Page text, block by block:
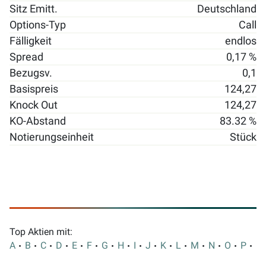
Sitz Emitt.
Deutschland
Options-Typ
Call
Fälligkeit
endlos
Spread
0,17 %
Bezugsv.
0,1
Basispreis
124,27
Knock Out
124,27
KO-Abstand
83.32 %
Notierungseinheit
Stück
Top Aktien mit:
A
B C D E F G H I J K L M N O
P